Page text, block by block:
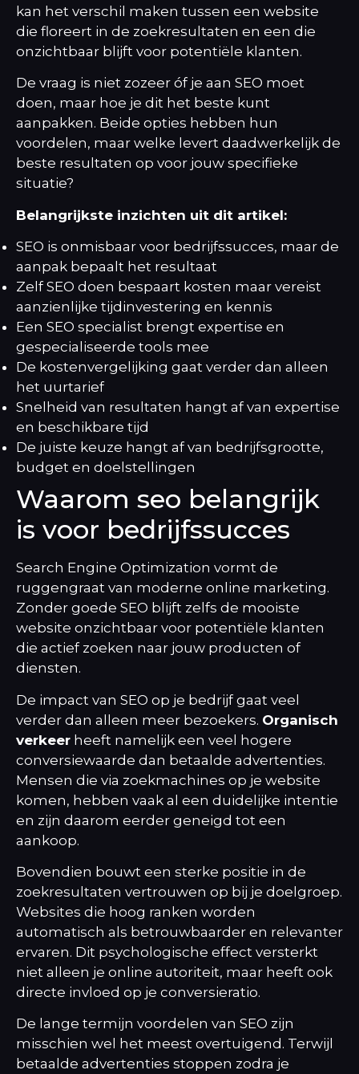
kan het verschil maken tussen een website
die floreert in de zoekresultaten en een die
onzichtbaar blijft voor potentiële klanten.
De vraag is niet zozeer óf je aan SEO moet
doen, maar hoe je dit het beste kunt
aanpakken. Beide opties hebben hun
voordelen, maar welke levert daadwerkelijk de
beste resultaten op voor jouw specifieke
situatie?
Belangrijkste inzichten uit dit artikel:
SEO is onmisbaar voor bedrijfssucces, maar de
aanpak bepaalt het resultaat
Zelf SEO doen bespaart kosten maar vereist
aanzienlijke tijdinvestering en kennis
Een SEO specialist brengt expertise en
gespecialiseerde tools mee
De kostenvergelijking gaat verder dan alleen
het uurtarief
Snelheid van resultaten hangt af van expertise
en beschikbare tijd
De juiste keuze hangt af van bedrijfsgrootte,
budget en doelstellingen
Waarom seo belangrijk
is voor bedrijfssucces
Search Engine Optimization vormt de
ruggengraat van moderne online marketing.
Zonder goede SEO blijft zelfs de mooiste
website onzichtbaar voor potentiële klanten
die actief zoeken naar jouw producten of
diensten.
De impact van SEO op je bedrijf gaat veel
verder dan alleen meer bezoekers. Organisch
verkeer heeft namelijk een veel hogere
conversiewaarde dan betaalde advertenties.
Mensen die via zoekmachines op je website
komen, hebben vaak al een duidelijke intentie
en zijn daarom eerder geneigd tot een
aankoop.
Bovendien bouwt een sterke positie in de
zoekresultaten vertrouwen op bij je doelgroep.
Websites die hoog ranken worden
automatisch als betrouwbaarder en relevanter
ervaren. Dit psychologische effect versterkt
niet alleen je online autoriteit, maar heeft ook
directe invloed op je conversieratio.
De lange termijn voordelen van SEO zijn
misschien wel het meest overtuigend. Terwijl
betaalde advertenties stoppen zodra je